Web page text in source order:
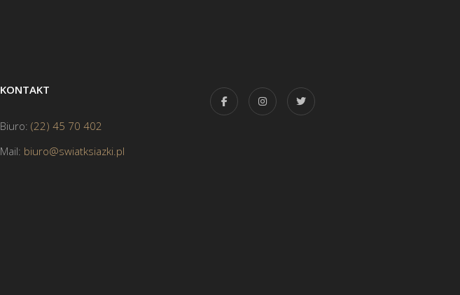
KONTAKT
Biuro: (22) 45 70 402
Mail: biuro@swiatksiazki.pl